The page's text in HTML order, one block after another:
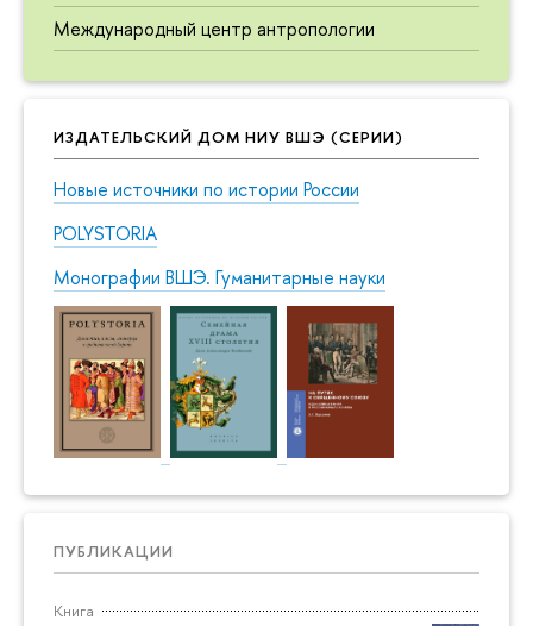
Международный центр антропологии
ИЗДАТЕЛЬСКИЙ ДОМ НИУ ВШЭ (СЕРИИ)
Новые источники по истории России
POLYSTORIA
Монографии ВШЭ. Гуманитарные науки
ПУБЛИКАЦИИ
Книга